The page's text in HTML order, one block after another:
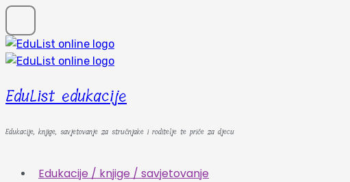
EduList edukacije
Edukacije, knjige, savjetovanje za stručnjake i roditelje te priče za djecu
Edukacije / knjige / savjetovanje